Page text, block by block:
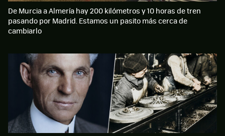
De Murcia a Almería hay 200 kilómetros y 10 horas de tren
pasando por Madrid. Estamos un pasito más cerca de
cambiarlo